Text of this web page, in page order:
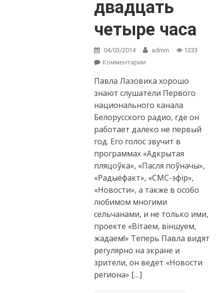
двадцать
четыре часа
04/03/2014 admin 1233
Комментарии
всего двадцать
четыре часа
Павла Лазовика хорошо
знают слушатели Первого
национального канала
Белорусского радио, где он
работает далеко не первый
год. Его голос звучит в
программах «Адкрытая
пляцоўка», «Пасля поўначы»,
«Радыёфакт», «СМС-эфір»,
«Новости», а также в особо
любимом многими
сельчанами, и не только ими,
проекте «Вітаем, віншуем,
жадаем!» Теперь Павла видят
регулярно на экране и
зрители, он ведет «Новости
региона» […]